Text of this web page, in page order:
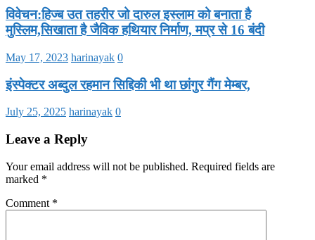
विवेचन:हिज्ब उत तहरीर जो दारुल इस्लाम को बनाता है
मुस्लिम,सिखाता है जैविक हथियार निर्माण, मप्र से 16 बंदी
May 17, 2023 harinayak 0
इंस्पेक्टर अब्दुल रहमान सिद्दिकी भी था छांगुर गैंग मेम्बर,
July 25, 2025 harinayak 0
Leave a Reply
Your email address will not be published. Required fields are
marked *
Comment *